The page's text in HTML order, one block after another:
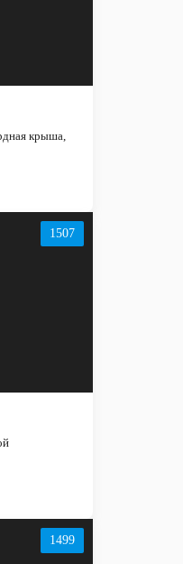
крыша,
1507
1499